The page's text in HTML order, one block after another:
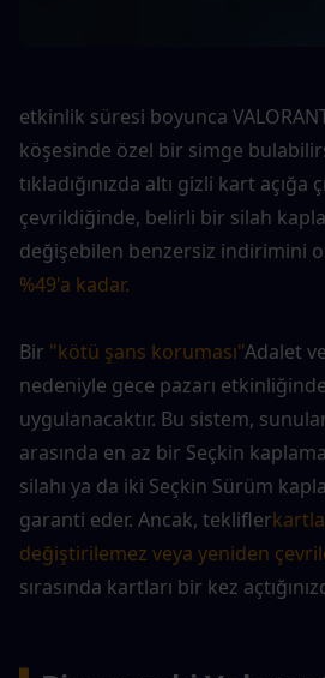
etkinlik süresi boyunca
köşesinde özel bir simge
tıkladığınızda altı gizli kart açığa
çevrildiğinde, belirli bir silah
değişebilen benzersiz indirimini
%49'a kadar.
Bir "kötü şans koruması"Adalet
nedeniyle gece pazarı
uygulanacaktır. Bu sistem,
arasında en az bir Seçkin
silahı ya da iki Seçkin Sürüm
garanti eder. Ancak, teklifler
değiştirilemez veya yeniden
sırasında kartları bir kez